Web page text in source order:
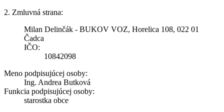
2. Zmluvná strana:
Milan Delinčák - BUKOV VOZ, Horelica 108, 022 01
Čadca
IČO:
10842098
Meno podpisujúcej osoby:
Ing. Andrea Butková
Funkcia podpisujúcej osoby:
starostka obce